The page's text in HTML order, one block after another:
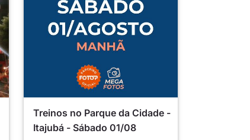
Treinos no Parque da Cidade -
Itajubá - Sábado 01/08